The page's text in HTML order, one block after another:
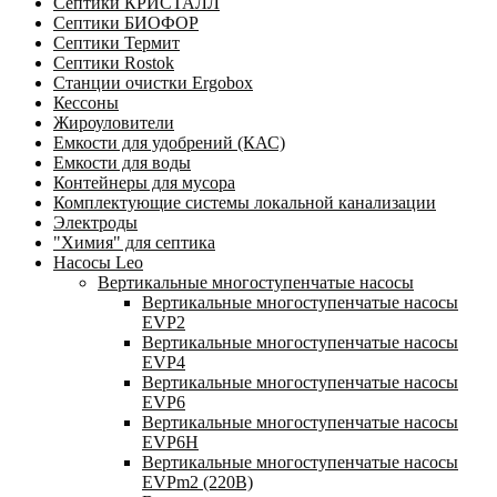
Септики БИОФОР
Септики Термит
Септики Rostok
Станции очистки Ergobox
Кессоны
Жироуловители
Емкости для удобрений (КАС)
Емкости для воды
Контейнеры для мусора
Комплектующие системы локальной канализации
Электроды
"Химия" для септика
Насосы Leo
Вертикальные многоступенчатые насосы
Вертикальные многоступенчатые насосы
EVP2
Вертикальные многоступенчатые насосы
EVP4
Вертикальные многоступенчатые насосы
EVP6
Вертикальные многоступенчатые насосы
EVP6Н
Вертикальные многоступенчатые насосы
EVPm2 (220В)